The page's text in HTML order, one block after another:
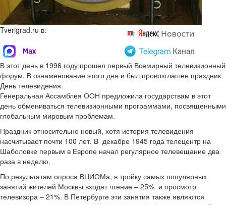
Tverigrad.ru в:
В этот день в 1996 году прошел первый Всемирный телевизионный
форум. В ознаменование этого дня и был провозглашен праздник
День телевидения.
Генеральная Ассамблея ООН предложила государствам в этот
день обмениваться телевизионными программами, посвященными
глобальным мировым проблемам.
Праздник относительно новый, хотя история телевидения
насчитывает почти 100 лет. В декабре 1945 года телецентр на
Шаболовке первым в Европе начал регулярное телевещание два
раза в неделю.
По результатам опроса ВЦИОМа, в тройку самых популярных
занятий жителей Москвы входят чтение – 25% и просмотр
телевизора – 21%. В Петербурге эти занятия также являются